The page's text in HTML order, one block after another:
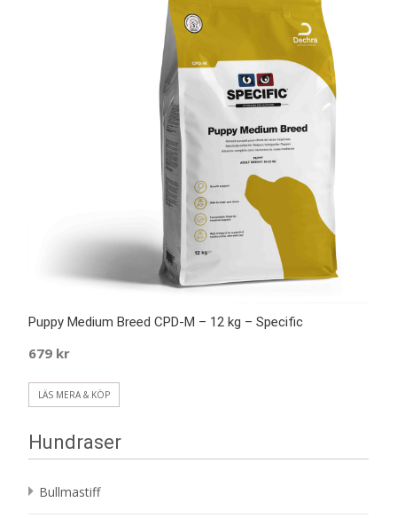
Puppy Medium Breed CPD-M – 12 kg – Specific
679 kr
LÄS MERA & KÖP
Hundraser
Bullmastiff